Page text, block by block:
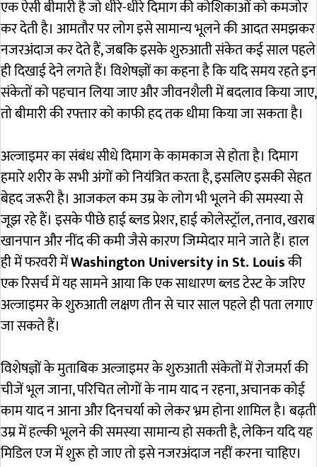
एक ऐसी बीमारी है जो धीरे-धीरे दिमाग की कोशिकाओं को कमजोर
कर देती है। आमतौर पर लोग इसे सामान्य भूलने की आदत समझकर
नजरअंदाज कर देते हैं, जबकि इसके शुरुआती संकेत कई साल पहले
ही दिखाई देने लगते हैं। विशेषज्ञों का कहना है कि यदि समय रहते इन
संकेतों को पहचान लिया जाए और जीवनशैली में बदलाव किया जाए,
तो बीमारी की रफ्तार को काफी हद तक धीमा किया जा सकता है।
अल्जाइमर का संबंध सीधे दिमाग के कामकाज से होता है। दिमाग
हमारे शरीर के सभी अंगों को नियंत्रित करता है, इसलिए इसकी सेहत
बेहद जरूरी है। आजकल कम उम्र के लोग भी भूलने की समस्या से
जूझ रहे हैं। इसके पीछे हाई ब्लड प्रेशर, हाई कोलेस्ट्रॉल, तनाव, खराब
खानपान और नींद की कमी जैसे कारण जिम्मेदार माने जाते हैं। हाल
ही में फरवरी मेंWashington University in St. Louisकी
एक रिसर्च में यह सामने आया कि एक साधारण ब्लड टेस्ट के जरिए
अल्जाइमर के शुरुआती लक्षण तीन से चार साल पहले ही पता लगाए
जा सकते हैं।
विशेषज्ञों के मुताबिक अल्जाइमर के शुरुआती संकेतों में रोजमर्रा की
चीजें भूल जाना, परिचित लोगों के नाम याद न रहना, अचानक कोई
काम याद न आना और दिनचर्या को लेकर भ्रम होना शामिल है। बढ़ती
उम्र में हल्की भूलने की समस्या सामान्य हो सकती है, लेकिन यदि यह
मिडिल एज में शुरू हो जाए तो इसे नजरअंदाज नहीं करना चाहिए।